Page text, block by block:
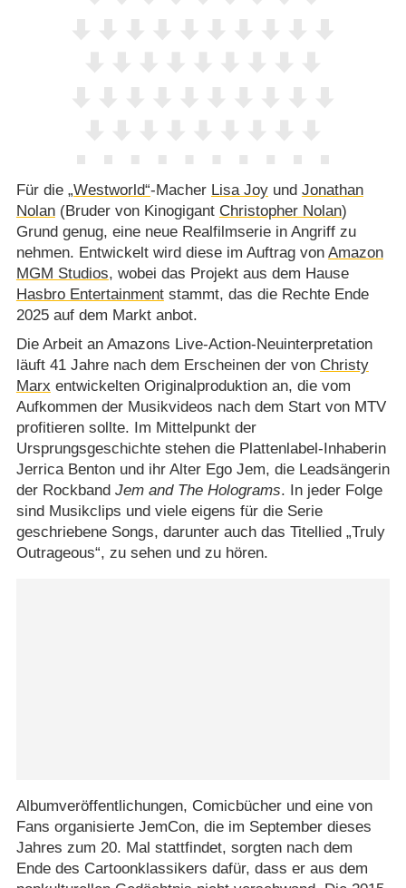
Für die „Westworld“-Macher Lisa Joyund Jonathan
Nolan(Bruder von Kinogigant Christopher Nolan)
Grund genug, eine neue Realfilmserie in Angriff zu
nehmen. Entwickelt wird diese im Auftrag von Amazon
MGM Studios, wobei das Projekt aus dem Hause
Hasbro Entertainmentstammt, das die Rechte Ende
2025 auf dem Markt anbot.
Die Arbeit an Amazons Live-Action-Neuinterpretation
läuft 41 Jahre nach dem Erscheinen der von Christy
Marx entwickelten Originalproduktion an, die vom
Aufkommen der Musikvideos nach dem Start von MTV
profitieren sollte. Im Mittelpunkt der
Ursprungsgeschichte stehen die Plattenlabel-Inhaberin
Jerrica Benton und ihr Alter Ego Jem, die Leadsängerin
der Rockband Jem and The Holograms. In jeder Folge
sind Musikclips und viele eigens für die Serie
geschriebene Songs, darunter auch das Titellied „Truly
Outrageous“, zu sehen und zu hören.
Albumveröffentlichungen, Comicbücher und eine von
Fans organisierte JemCon, die im September dieses
Jahres zum 20. Mal stattfindet, sorgten nach dem
Ende des Cartoonklassikers dafür, dass er aus dem